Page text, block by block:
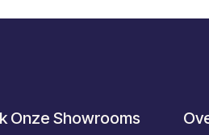
Onze Showrooms